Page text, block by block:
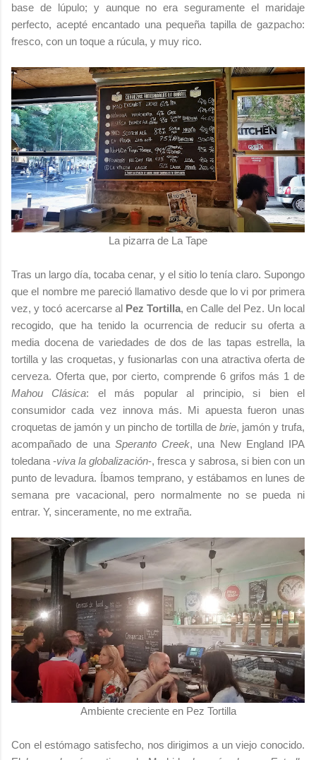
base de lúpulo; y aunque no era seguramente el maridaje
perfecto, acepté encantado una pequeña tapilla de gazpacho:
fresco, con un toque a rúcula, y muy rico.
La pizarra de La Tape
Tras un largo día, tocaba cenar, y el sitio lo tenía claro. Supongo
que el nombre me pareció llamativo desde que lo vi por primera
vez, y tocó acercarse al Pez Tortilla, en Calle del Pez. Un local
recogido, que ha tenido la ocurrencia de reducir su oferta a
media docena de variedades de dos de las tapas estrella, la
tortilla y las croquetas, y fusionarlas con una atractiva oferta de
cerveza. Oferta que, por cierto, comprende 6 grifos más 1 de
Mahou Clásica: el más popular al principio, si bien el
consumidor cada vez innova más. Mi apuesta fueron unas
croquetas de jamón y un pincho de tortilla de brie, jamón y trufa,
acompañado de una Speranto Creek, una New England IPA
toledana -viva la globalización-, fresca y sabrosa, si bien con un
punto de levadura. Íbamos temprano, y estábamos en lunes de
semana pre vacacional, pero normalmente no se pueda ni
entrar. Y, sinceramente, no me extraña.
Ambiente creciente en Pez Tortilla
Con el estómago satisfecho, nos dirigimos a un viejo conocido.